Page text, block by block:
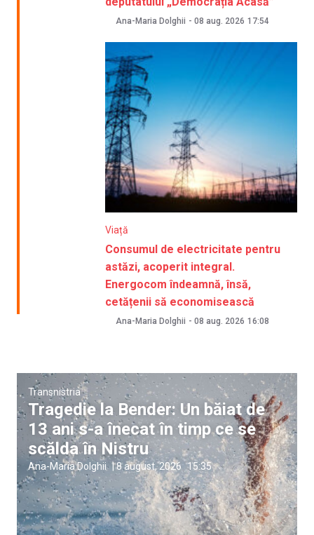
Ana-Maria Dolghii - 08 aug. 2026 17:54
Viață
Consumul de electricitate pentru
astăzi, acoperit integral.
Energocom îndeamnă, însă,
cetățenii să economisească
Ana-Maria Dolghii - 08 aug. 2026 16:08
Transnistria
Tragedie la Bender: Un băiat de
13 ani s-a înecat în timp ce se
scălda în Nistru
Ana-Maria Dolghii |8 august, 2026 15:35